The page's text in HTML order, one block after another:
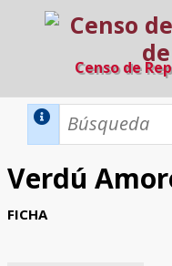
Censo de
Inicio
Búsqueda
Búsqueda
Verdú
FICHA